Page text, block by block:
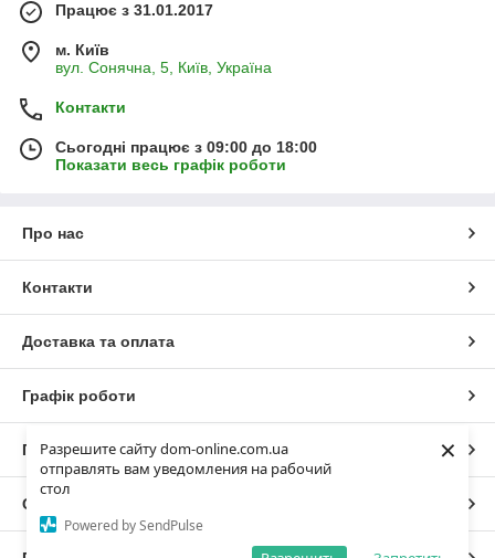
Разрешите сайту dom-online.com.ua
отправлять вам уведомления на рабочий
стол
Powered by SendPulse
×
Працює з 31.01.2017
м. Київ
вул. Сонячна, 5, Київ, Україна
Контакти
Сьогодні працює з 09:00 до 18:00
Показати весь графік роботи
Про нас
Контакти
Доставка та оплата
Графік роботи
Повна версія сайту
Сайт створено на маркетплейсі